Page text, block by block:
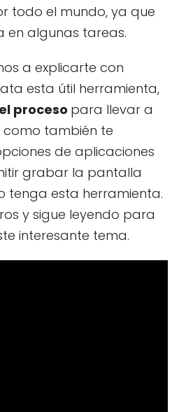
todo el mundo, ya que
en algunas tareas.
a explicarte con
esta útil herramienta,
proceso para llevar a
como también te
de aplicaciones
grabar la pantalla
tenga esta herramienta.
y sigue leyendo para
interesante tema.